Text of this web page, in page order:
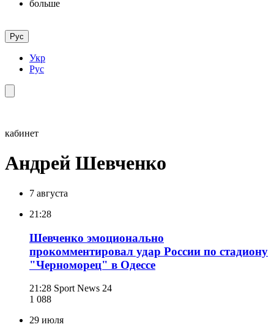
больше
Рус
Укр
Рус
кабинет
Андрей Шевченко
7 августа
21:28
Шевченко эмоционально
прокомментировал удар России по стадиону
"Черноморец" в Одессе
21:28 Sport News 24
1 088
29 июля